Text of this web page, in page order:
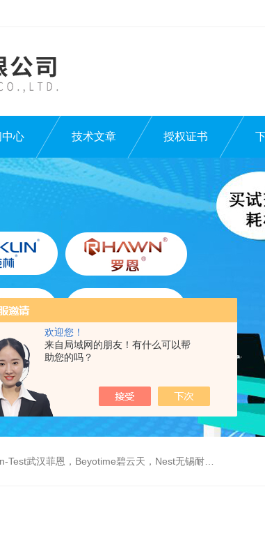
欢迎您！
来自局域网的朋友！有什么可以帮
助您的吗？
中心 技术文章 授权证书
无锡耐思，Elabscience伊莱瑞特，Macklin麦克林生物，Cobioer科佰生物